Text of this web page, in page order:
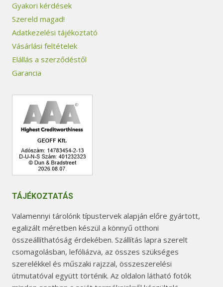
Gyakori kérdések
Szereld magad!
Adatkezelési tájékoztató
Vásárlási feltételek
Elállás a szerződéstől
Garancia
TÁJÉKOZTATÁS
Valamennyi tárolónk típustervek alapján előre gyártott,
egalizált méretben készül a könnyű otthoni
összeállíthatóság érdekében. Szállítás lapra szerelt
csomagolásban, lefóliázva, az összes szükséges
szerelékkel és műszaki rajzzal, összeszerelési
útmutatóval együtt történik. Az oldalon látható fotók